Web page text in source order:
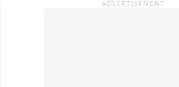
স্বতঃস্ফূর্তভাবে অংশগ্রহণ করেছেন। ত্রাণসামগ্রী ও
कर्मियों की सूचना पर यह कार्रवाई की गई।
ADVERTISEMENT